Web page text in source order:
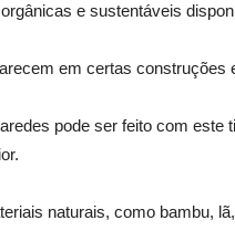
e sustentáveis
em certas
pode ser feito com
naturais, como bambu,